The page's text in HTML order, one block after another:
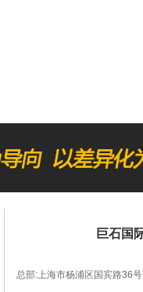
巨石国
总部:上海市杨浦区国宾路36